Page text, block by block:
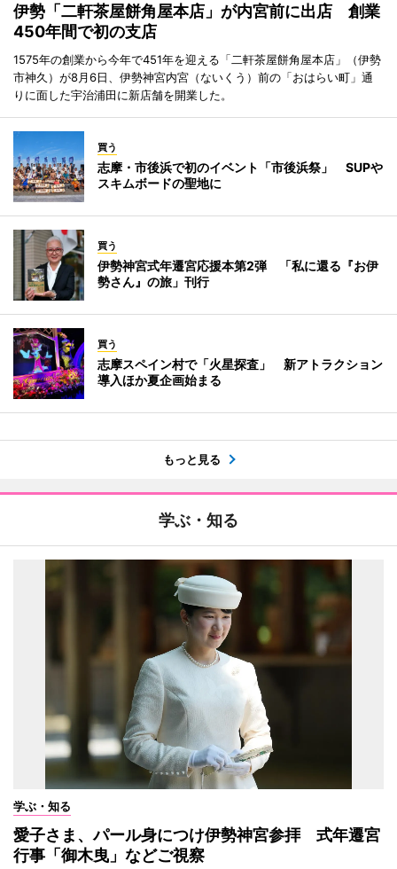
伊勢「二軒茶屋餅角屋本店」が内宮前に出店 創業
450年間で初の支店
1575年の創業から今年で451年を迎える「二軒茶屋餅角屋本店」（伊勢
市神久）が8月6日、伊勢神宮内宮（ないくう）前の「おはらい町」通
りに面した宇治浦田に新店舗を開業した。
買う
志摩・市後浜で初のイベント「市後浜祭」 SUPや
スキムボードの聖地に
買う
伊勢神宮式年遷宮応援本第2弾 「私に還る『お伊
勢さん』の旅」刊行
買う
志摩スペイン村で「火星探査」 新アトラクション
導入ほか夏企画始まる
もっと見る
学ぶ・知る
学ぶ・知る
愛子さま、パール身につけ伊勢神宮参拝 式年遷宮
行事「御木曳」などご視察